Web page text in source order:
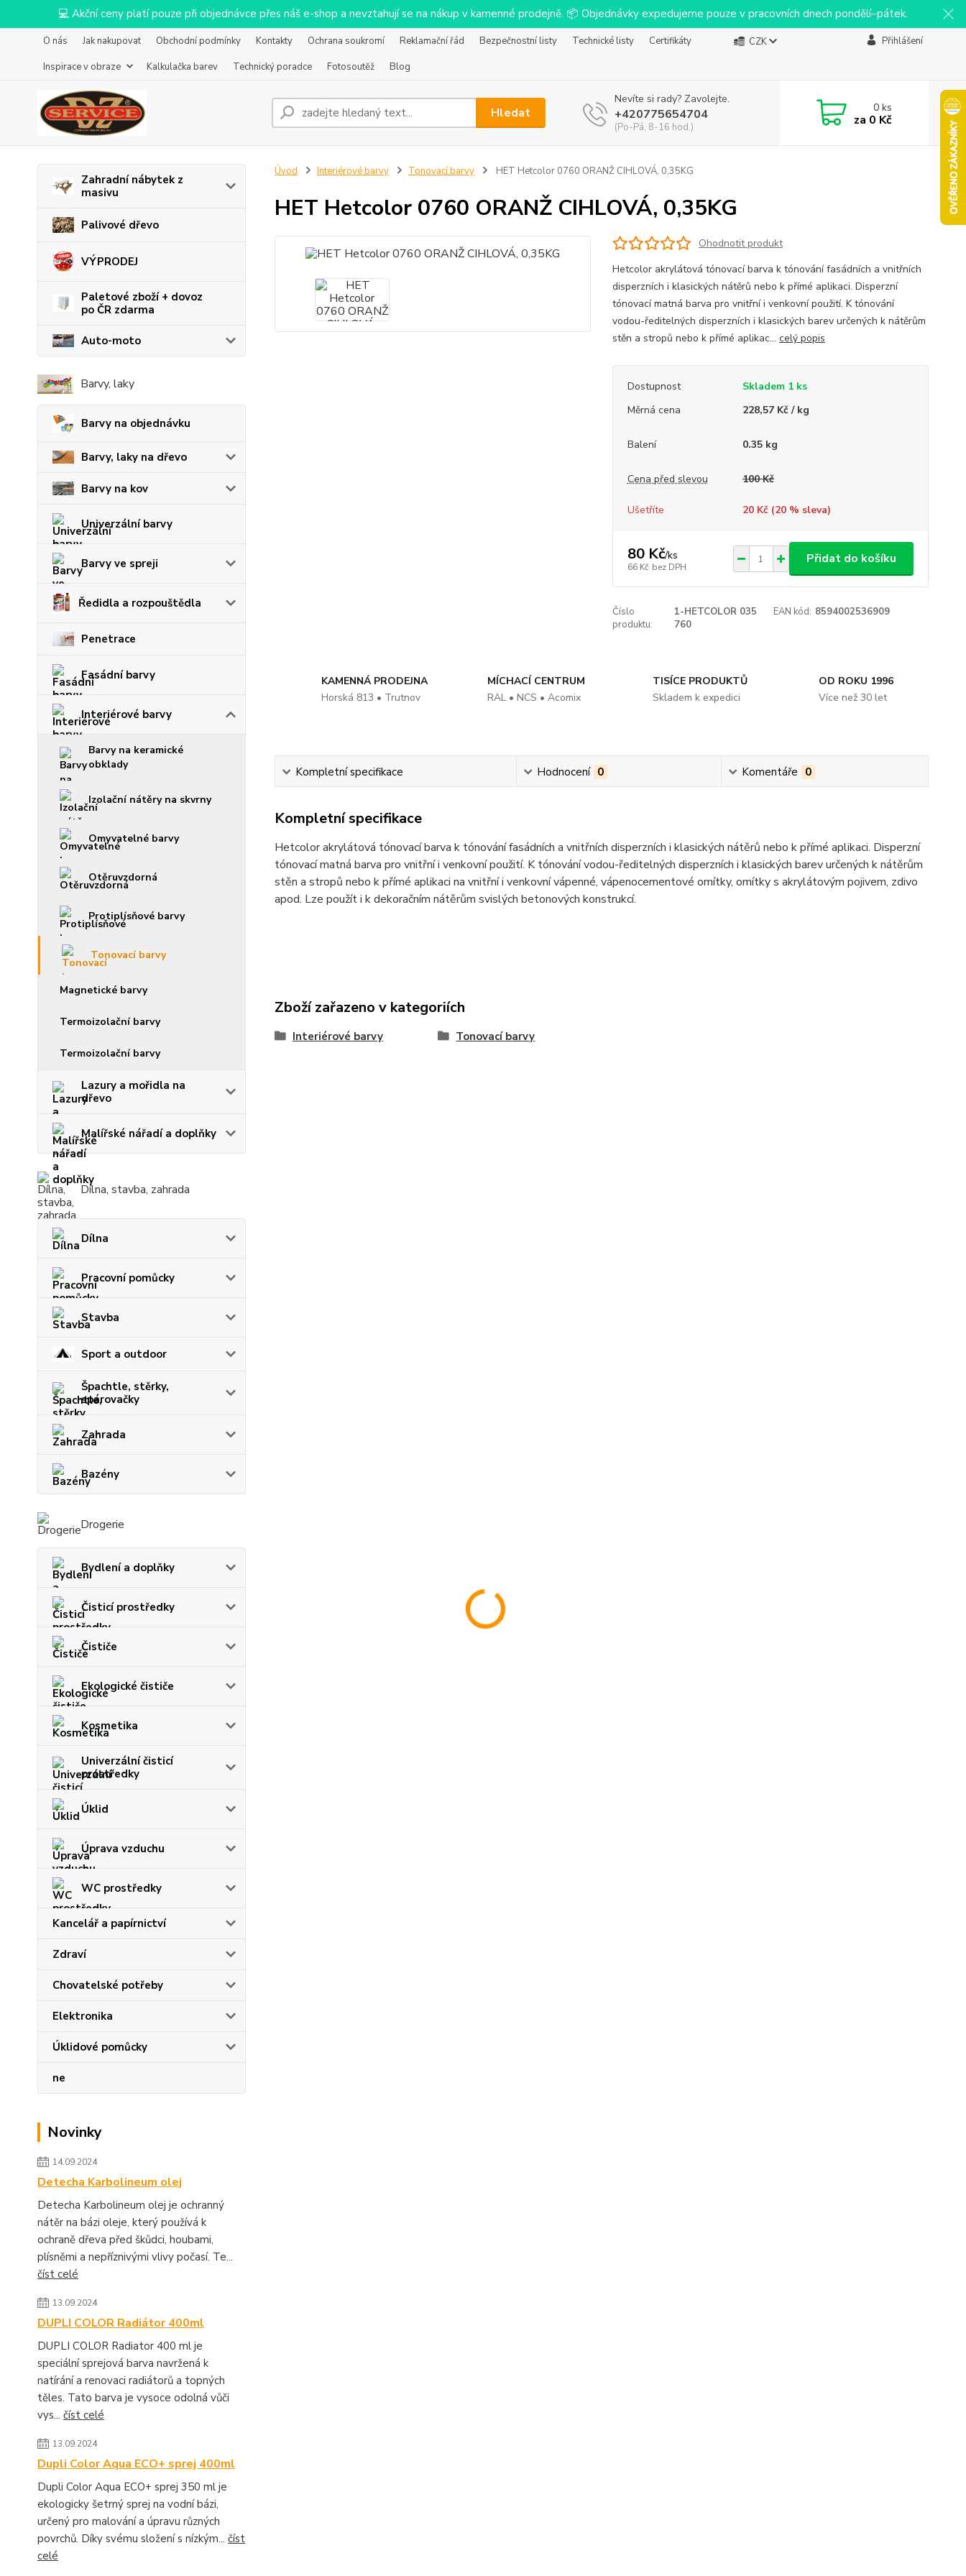
💻 Akční ceny platí pouze při objednávce přes náš e-shop a nevztahují se na nákup v kamenné prodejně. 📦 Objednávky expedujeme pouze v pracovních dnech pondělí–pátek.
O nás Jak nakupovat Obchodní podmínky Kontakty Ochrana soukromí Reklamační řád Bezpečnostní listy Technické listy
Certifikáty
Inspirace v obraze
Kalkulačka barev Technický poradce Fotosoutěž Blog
CZK Přihlášení
Hledat
Nevíte si rady? Zavolejte.
+420775654704
(Po-Pá, 8-16 hod.)
0ks
za 0 Kč
Zahradní nábytek z
masivu
Palivové dřevo
VÝPRODEJ
Paletové zboží + dovoz
po ČR zdarma
Auto-moto
Barvy, laky
Barvy na objednávku
Barvy, laky na dřevo
Barvy na kov
Univerzální barvy
Barvy ve spreji
Ředidla a rozpouštědla
Penetrace
Fasádní barvy
Interiérové barvy
Barvy na keramické
obklady
Izolační nátěry na skvrny
Omyvatelné barvy
Otěruvzdorná
Protiplísňové barvy
Tonovací barvy
Magnetické barvy
Termoizolační barvy
Termoizolační barvy
Lazury a mořidla na
dřevo
Malířské nářadí a doplňky
Dílna, stavba, zahrada
Dílna
Pracovní pomůcky
Stavba
Sport a outdoor
Špachtle, stěrky,
spárovačky
Zahrada
Bazény
Drogerie
Bydlení a doplňky
Čisticí prostředky
Čističe
Ekologické čističe
Kosmetika
Univerzální čisticí
prostředky
Úklid
Úprava vzduchu
WC prostředky
Kancelář a papírnictví
Zdraví
Chovatelské potřeby
Elektronika
Úklidové pomůcky
ne
Novinky
14.09.2024
Detecha Karbolineum olej
Detecha Karbolineum olej je ochranný
nátěr na bázi oleje, který používá k
ochraně dřeva před škůdci, houbami,
plísněmi a nepříznivými vlivy počasí. Te...
číst celé
13.09.2024
DUPLI COLOR Radiátor 400ml
DUPLI COLOR Radiator 400 ml je
speciální sprejová barva navržená k
natírání a renovaci radiátorů a topných
těles. Tato barva je vysoce odolná vůči
vys... číst celé
13.09.2024
Dupli Color Aqua ECO+ sprej 400ml
Dupli Color Aqua ECO+ sprej 350 ml je
ekologicky šetrný sprej na vodní bázi,
určený pro malování a úpravu různých
povrchů. Díky svému složení s nízkým... číst
celé
Úvod Interiérové barvy Tonovací barvy HET Hetcolor 0760 ORANŽ CIHLOVÁ, 0,35KG
HET Hetcolor 0760 ORANŽ CIHLOVÁ, 0,35KG
Ohodnotit produkt
Hetcolor akrylátová tónovací barva k tónování fasádních a vnitřních
disperzních i klasických nátěrů nebo k přímé aplikaci. Disperzní
tónovací matná barva pro vnitřní i venkovní použití. K tónování
vodou-ředitelných disperzních i klasických barev určených k nátěrům
stěn a stropů nebo k přímé aplikac... celý popis
Dostupnost
Skladem 1 ks
Měrná cena
228,57 Kč / kg
Balení 0.35 kg
Cena před slevou 100 Kč
Ušetříte 20 Kč (20% sleva)
80 Kč/ks
66 Kč bez DPH
Přidat do košíku
Číslo
produktu:
1-HETCOLOR 035
760
EAN kód: 8594002536909
KAMENNÁ PRODEJNA
Horská 813 • Trutnov
MÍCHACÍ CENTRUM
RAL • NCS • Acomix
TISÍCE PRODUKTŮ
Skladem k expedici
OD ROKU 1996
Více než 30 let
Kompletní specifikace Hodnocení 0 Komentáře 0
Kompletní specifikace
Hetcolor akrylátová tónovací barva k tónování fasádních a vnitřních disperzních i klasických nátěrů nebo k přímé aplikaci. Disperzní
tónovací matná barva pro vnitřní i venkovní použití. K tónování vodou-ředitelných disperzních i klasických barev určených k nátěrům
stěn a stropů nebo k přímé aplikaci na vnitřní i venkovní vápenné, vápenocementové omítky, omítky s akrylátovým pojivem, zdivo
apod. Lze použít i k dekoračním nátěrům svislých betonových konstrukcí.
Zboží zařazeno v kategoriích
Interiérové barvy Tonovací barvy